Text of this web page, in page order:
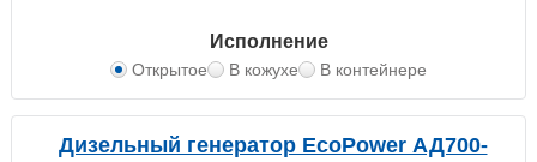
Исполнение
Открытое В кожухе В контейнере
Дизельный генератор EcoPower АД700-